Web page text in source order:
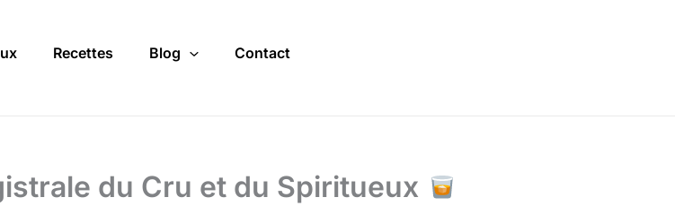
Recettes Blog Contact
du Cru et du Spiritueux